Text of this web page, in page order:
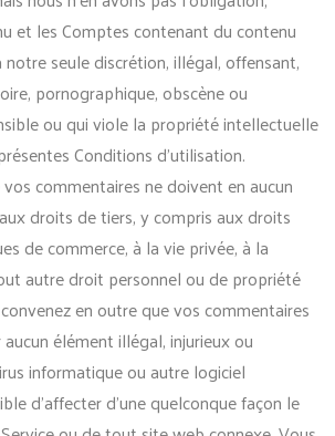
et les Comptes contenant du contenu
notre seule discrétion, illégal, offensant,
pornographique, obscène ou
ou qui viole la propriété intellectuelle
Conditions d’utilisation.
commentaires ne doivent en aucun
droits de tiers, y compris aux droits
de commerce, à la vie privée, à la
autre droit personnel ou de propriété
en outre que vos commentaires
élément illégal, injurieux ou
informatique ou autre logiciel
d’affecter d’une quelconque façon le